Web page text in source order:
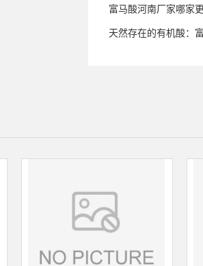
富马酸河南厂家哪家
天然存在的有机酸：